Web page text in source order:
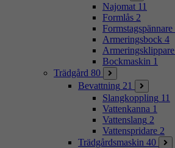
Najomat 11
Formlås 2
Formstagspännare
Armeringsbock 4
Armeringsklippare
Bockmaskin 1
Trädgård 80
Bevattning 21
Slangkoppling 11
Vattenkanna 1
Vattenslang 2
Vattenspridare 2
Trädgårdsmaskin 40